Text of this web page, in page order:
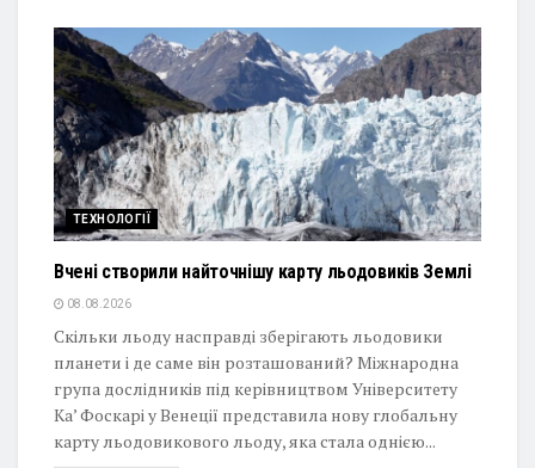
ТЕХНОЛОГІЇ
Вчені створили найточнішу карту льодовиків Землі
08.08.2026
Скільки льоду насправді зберігають льодовики
планети і де саме він розташований? Міжнародна
група дослідників під керівництвом Університету
Ка’ Фоскарі у Венеції представила нову глобальну
карту льодовикового льоду, яка стала однією...